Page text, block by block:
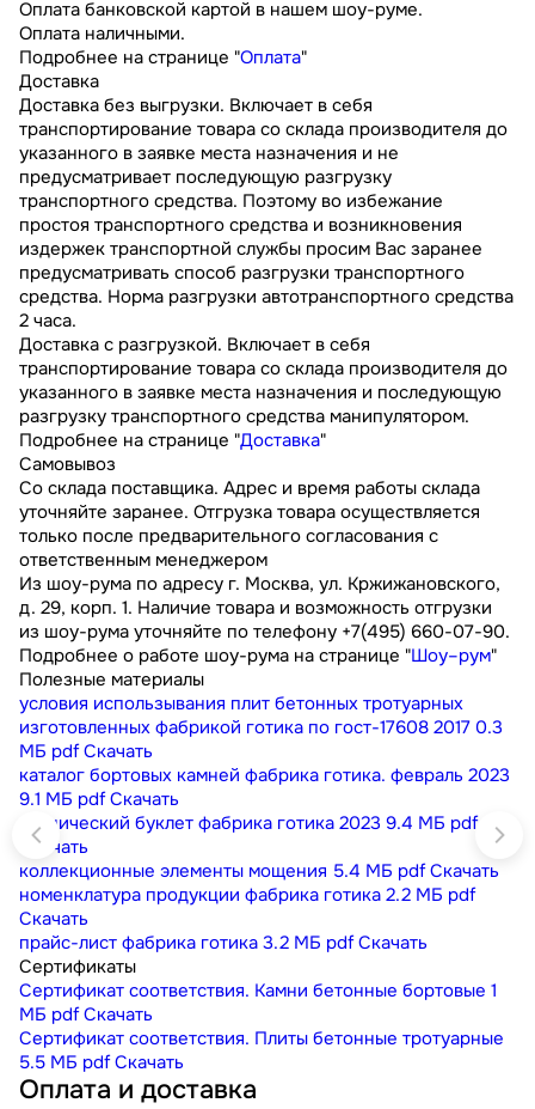
Оплата банковской картой в нашем шоу-руме.
Оплата наличными.
Подробнее на странице "Оплата"
Доставка
Доставка без выгрузки. Включает в себя
транспортирование товара со склада производителя до
указанного в заявке места назначения и не
предусматривает последующую разгрузку
транспортного средства. Поэтому во избежание
простоя транспортного средства и возникновения
издержек транспортной службы просим Вас заранее
предусматривать способ разгрузки транспортного
средства. Норма разгрузки автотранспортного средства
2 часа.
Доставка с разгрузкой. Включает в себя
транспортирование товара со склада производителя до
указанного в заявке места назначения и последующую
разгрузку транспортного средства манипулятором.
Подробнее на странице "Доставка"
Самовывоз
Со склада поставщика. Адрес и время работы склада
уточняйте заранее. Отгрузка товара осуществляется
только после предварительного согласования с
ответственным менеджером
Из шоу-рума по адресу г. Москва, ул. Кржижановского,
д. 29, корп. 1. Наличие товара и возможность отгрузки
из шоу-рума уточняйте по телефону +7(495) 660-07-90.
Подробнее о работе шоу-рума на странице "Шоу–рум"
Полезные материалы
условия использывания плит бетонных тротуарных
изготовленных фабрикой готика по гост-17608 2017 0.3
МБ pdf Скачать
каталог бортовых камней фабрика готика. февраль 2023
9.1 МБ pdf Скачать
технический буклет фабрика готика 2023 9.4 МБ pdf
Скачать
коллекционные элементы мощения 5.4 МБ pdf Скачать
номенклатура продукции фабрика готика 2.2 МБ pdf
Скачать
прайс-лист фабрика готика 3.2 МБ pdf Скачать
Сертификаты
Сертификат соответствия. Камни бетонные бортовые 1
МБ pdf Скачать
Сертификат соответствия. Плиты бетонные тротуарные
5.5 МБ pdf Скачать
Оплата и доставка